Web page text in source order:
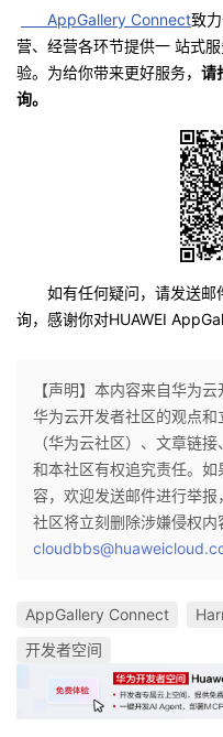
AppGallery Connect致
营、经营各环节提供一 站式
验。为给你带来更好服务， 请
询。
如有任何疑问，请发送邮
询，感谢你对HUAWEI
【声明】本内容来自华为
华为云开发者社区的观点
（华为云社区）、文章链
和本社区有权追究责任。
容，欢迎发送邮件进行举
社区将立刻删除涉嫌侵权内
AppGallery Connect
开发者空间